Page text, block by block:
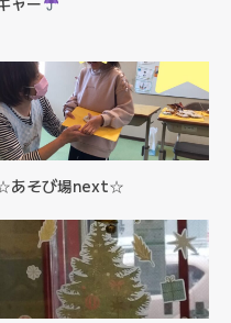
あそび場next☆